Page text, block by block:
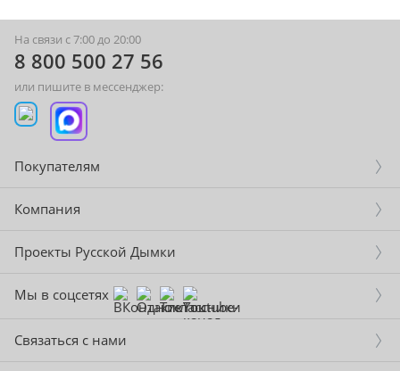
На связи с 7:00 до 20:00
8 800 500 27 56
или пишите в мессенджер:
Покупателям
Компания
Проекты Русской Дымки
Мы в соцсетях
Связаться с нами